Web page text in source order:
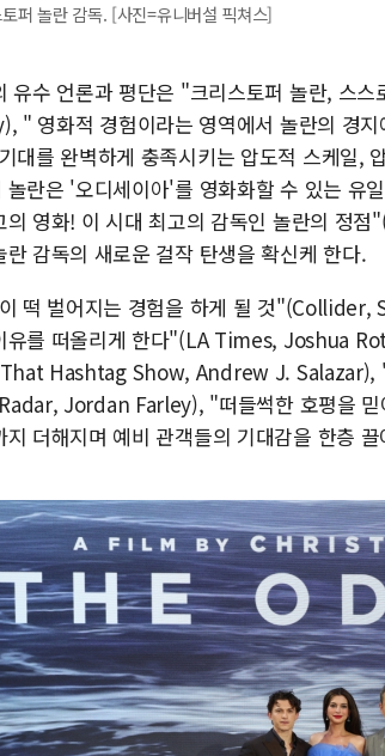
퍼 놀란 감독. [사진=유니버설 픽쳐스]
유수 언론과 평단은 "크리스토퍼 놀란, 스
"​ 영화적 경험이라는 영역에서 놀란의
대를 완벽하게 충족시키는 압도적 스케
놀란은 '오디세이아'를 영화화할 수 있는
의 영화! 이 시대 최고의 감독인 놀란의 정
란 감독의 새로운 걸작 탄생을 확신케 한다.
떡 벌어지는 경험을 하게 될 것
유를 떠올리게 한다"(LA Times, Joshua
Hashtag Show, Andrew J. Salazar),
Jordan Farley), "떠들썩한 호평을
지 더해지며 예비 관객들의 기대감을 한층